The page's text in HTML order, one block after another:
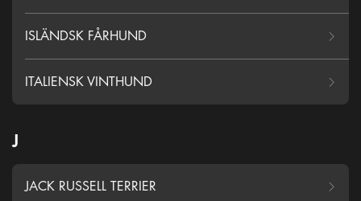
ISLÄNDSK FÅRHUND
ITALIENSK VINTHUND
J
JACK RUSSELL TERRIER